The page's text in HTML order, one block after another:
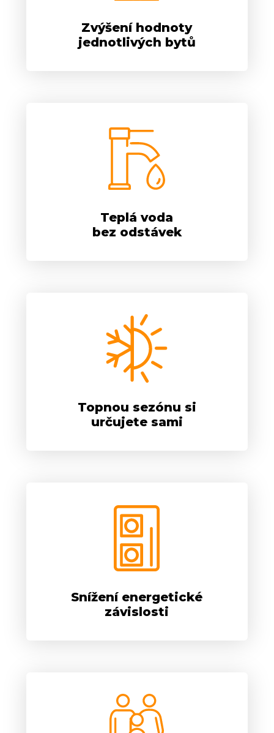
Zvýšení hodnoty
jednotlivých bytů
Teplá voda
bez odstávek
Topnou sezónu si
určujete sami
Snížení energetické
závislosti